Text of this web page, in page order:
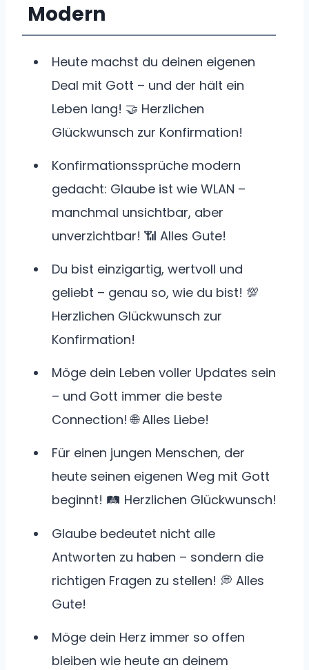
Modern
Heute machst du deinen eigenen
Deal mit Gott – und der hält ein
Leben lang! 🤝 Herzlichen
Glückwunsch zur Konfirmation!
Konfirmationssprüche modern
gedacht: Glaube ist wie WLAN –
manchmal unsichtbar, aber
unverzichtbar! 📶 Alles Gute!
Du bist einzigartig, wertvoll und
geliebt – genau so, wie du bist! 💯
Herzlichen Glückwunsch zur
Konfirmation!
Möge dein Leben voller Updates sein
– und Gott immer die beste
Connection! 🌐 Alles Liebe!
Für einen jungen Menschen, der
heute seinen eigenen Weg mit Gott
beginnt! 🛤️ Herzlichen Glückwunsch!
Glaube bedeutet nicht alle
Antworten zu haben – sondern die
richtigen Fragen zu stellen! 💭 Alles
Gute!
Möge dein Herz immer so offen
bleiben wie heute an deinem